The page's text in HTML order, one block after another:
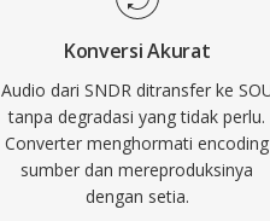
Konversi Akurat
Audio dari SNDR ditransfer ke
tanpa degradasi yang tidak perlu.
Converter menghormati encoding
sumber dan mereproduksinya
dengan setia.